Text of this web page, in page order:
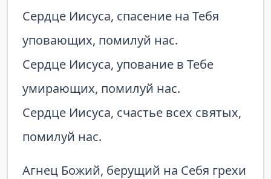
Сердце Иисуса, спасение на Тебя
уповающих, помилуй нас.
Сердце Иисуса, упование в Тебе
умирающих, помилуй нас.
Сердце Иисуса, счастье всех святых,
помилуй нас.
Агнец Божий, берущий на Себя грехи